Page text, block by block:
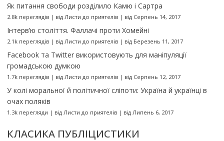
Як питання свободи розділило Камю і Сартра
2.8k переглядів| від Листи до приятелів| від Серпень 14, 2017
Інтерв’ю століття. Фаллачі проти Хомейні
2.1k переглядів| від Листи до приятелів| від Березень 11, 2017
Facebook та Twitter використовують для маніпуляції
громадською думкою
1.7k переглядів| від Листи до приятелів| від Серпень 12, 2017
У колі моральної й політичної сліпоти: Україна й українці в
очах поляків
1.3k перегляди | від Листи до приятелів| від Липень 6, 2017
КЛАСИКА ПУБЛІЦИСТИКИ